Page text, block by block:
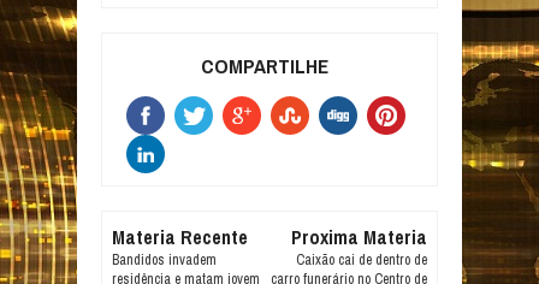
COMPARTILHE
Materia Recente
Bandidos invadem
residência e matam jovem
Proxima Materia
Caixão cai de dentro de
carro funerário no Centro de